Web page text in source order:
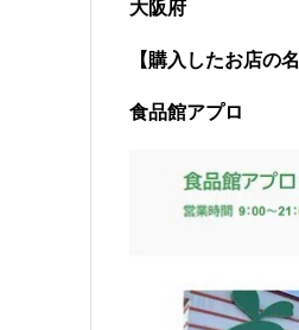
大阪府
【購入したお店の
食品館アプロ